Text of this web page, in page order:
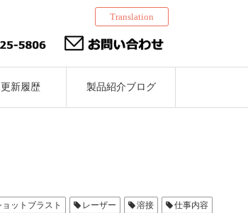
Translation
更新履歴 製品紹介ブログ
ョットブラスト レーザー 溶接 仕事内容